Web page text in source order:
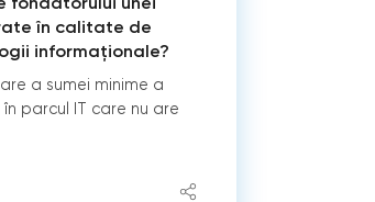
în calitate de
informaționale?
a sumei minime a
parcul IT care nu are